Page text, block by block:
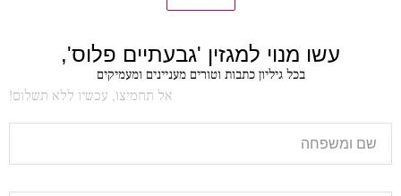
עשו מנוי למגזין 'גבעתיים פלוס',
בכל גיליון כתבות וטורים מעניינים ומעמיקים
אל תחמיצו, עכשיו ללא תשלום!